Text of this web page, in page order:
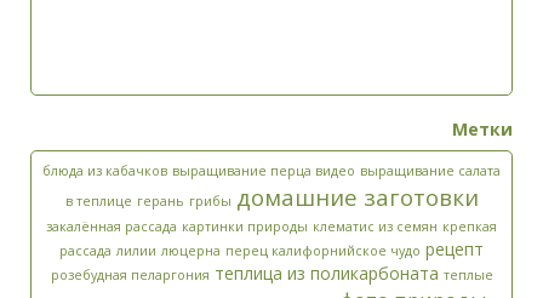
Метки
блюда из кабачков выращивание перца видео выращивание салата
в теплице герань грибы домашние заготовки
закалённая рассада картинки природы клематис из семян крепкая
рассада лилии люцерна перец калифорнийское чудо рецепт
розебудная пеларгония теплица из поликарбоната теплые